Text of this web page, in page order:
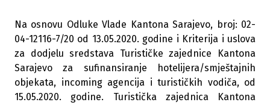
Na osnovu Odluke Vlade Kantona Sarajevo, broj: 02-
04-12116-7/20 od 13.05.2020. godine i Kriterija i uslova
za dodjelu sredstava Turističke zajednice Kantona
Sarajevo za sufinansiranje hotelijera/smještajnih
objekata, incoming agencija i turističkih vodiča, od
15.05.2020. godine. Turistička zajednica Kantona